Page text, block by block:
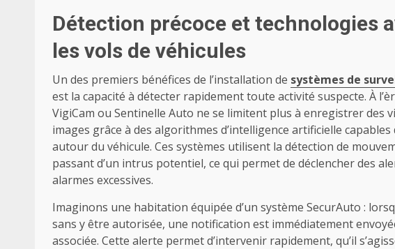
Détection précoce et technologies
les vols de véhicules
Un des premiers bénéfices de l’installation de systèmes de
est la capacité à détecter rapidement toute activité suspecte. À
VigiCam ou Sentinelle Auto ne se limitent plus à enregistrer des
images grâce à des algorithmes d’intelligence artificielle
autour du véhicule. Ces systèmes utilisent la détection de
passant d’un intrus potentiel, ce qui permet de déclencher des
alarmes excessives.
Imaginons une habitation équipée d’un système SecurAuto :
sans y être autorisée, une notification est immédiatement
associée. Cette alerte permet d’intervenir rapidement, qu’il